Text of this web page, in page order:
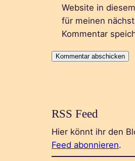
Website in
für meinen
Kommentar
RSS Feed
Hier könnt ihr den
Feed abonnieren.